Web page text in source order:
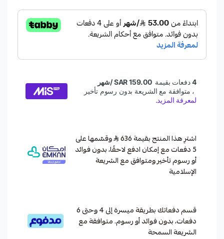
اشترِ هذا المنتج بقيمة 636
وقسّمها على
5 دفعات مع إمكان ادفع لاحقًا، بدون فوائد
أو رسوم تأخير ومتوافق مع الشريعة
الإسلامية
قسم دفعاتك بطريقة ميسرة إلى 4 وحتى 6
دفعات، بدون فوائد أو رسوم. متوافقة مع
الشريعة السمحة